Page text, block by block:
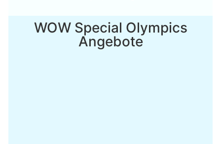
WOW Special Olympics
Angebote